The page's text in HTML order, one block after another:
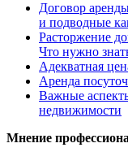
Договор
и подводные
Расторжение
Что нужно
Адекватная
Аренда
Важные
недвижимости
Мнение